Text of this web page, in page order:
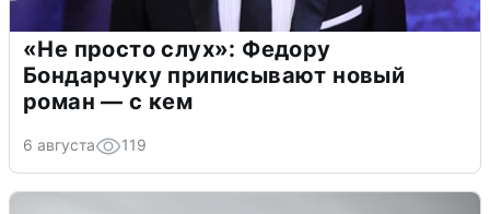
«Не просто слух»: Федору
Бондарчуку приписывают новый
роман — с кем
6 августа 119